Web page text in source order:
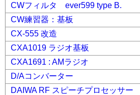
CWフィルタ ever599 type B.
CW練習器：基板
CX-555 改造
CXA1019 ラジオ基板
CXA1691 : AMラジオ
D/Aコンバーター
DAIWA RF スピーチプロセッサ